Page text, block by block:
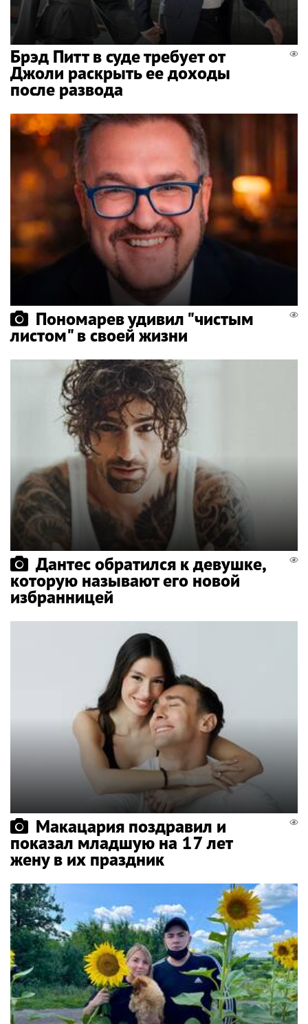
Брэд Питт в суде требует от
Джоли раскрыть ее доходы
после развода
Пономарев удивил "чистым
листом" в своей жизни
Дантес обратился к девушке,
которую называют его новой
избранницей
Макацария поздравил и
показал младшую на 17 лет
жену в их праздник